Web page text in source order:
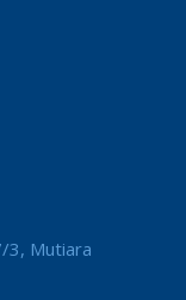
3, Mutiara